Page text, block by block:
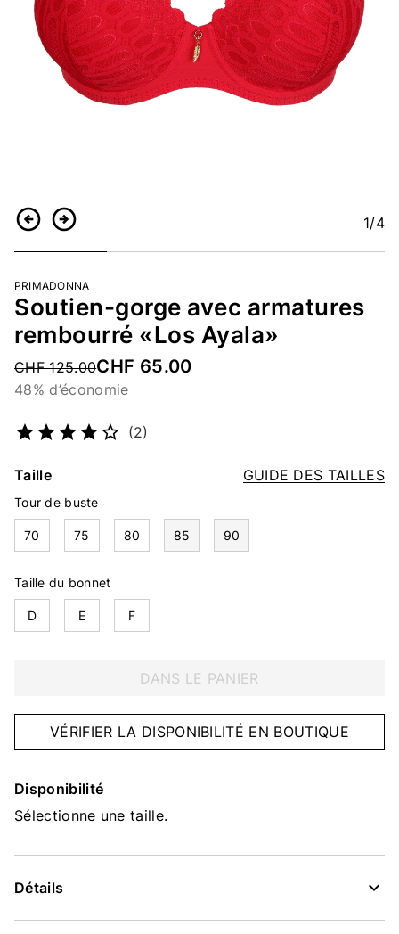
RetourContinuer 1/4
PRIMADONNA
Soutien-gorge avec armatures
rembourré «Los Ayala»
Price reduced from
CHF 125.00CHF 65.00
48% d’économie
(2)
GUIDE DES TAILLES
Taille
Tour de buste
70 75 80 85 90
Taille du bonnet
D E F
DANS LE PANIER
VÉRIFIER LA DISPONIBILITÉ EN BOUTIQUE
Disponibilité
Sélectionne une taille.
Détails